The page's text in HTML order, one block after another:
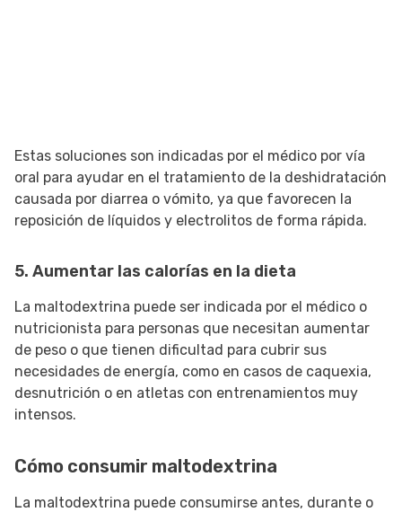
Estas soluciones son indicadas por el médico por vía
oral para ayudar en el tratamiento de la deshidratación
causada por diarrea o vómito, ya que favorecen la
reposición de líquidos y electrolitos de forma rápida.
5. Aumentar las calorías en la dieta
La maltodextrina puede ser indicada por el médico o
nutricionista para personas que necesitan aumentar
de peso o que tienen dificultad para cubrir sus
necesidades de energía, como en casos de caquexia,
desnutrición o en atletas con entrenamientos muy
intensos.
Cómo consumir maltodextrina
La maltodextrina puede consumirse antes, durante o